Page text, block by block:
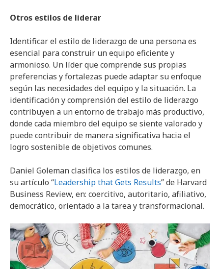
Otros estilos de liderar
Identificar el estilo de liderazgo de una persona es
esencial para construir un equipo eficiente y
armonioso. Un líder que comprende sus propias
preferencias y fortalezas puede adaptar su enfoque
según las necesidades del equipo y la situación. La
identificación y comprensión del estilo de liderazgo
contribuyen a un entorno de trabajo más productivo,
donde cada miembro del equipo se siente valorado y
puede contribuir de manera significativa hacia el
logro sostenible de objetivos comunes.
Daniel Goleman clasifica los estilos de liderazgo, en
su artículo “Leadership that Gets Results” de Harvard
Business Review, en: coercitivo, autoritario, afiliativo,
democrático, orientado a la tarea y transformacional.